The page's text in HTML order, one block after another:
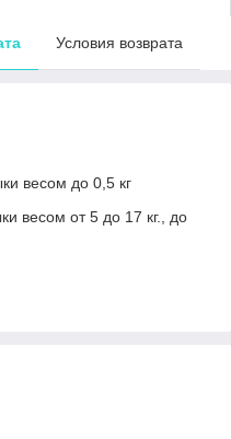
Условия возврата
весом до 0,5 кг
весом от 5 до 17 кг., до